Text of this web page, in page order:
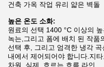
건축 가옥 작업 유리 얇은 벽돌
높은 온도 소화:
원료의 선택 1400 °C 이상의
녹는,그리고 폼에 배치 된 작품
선택 후, 그리고 엄격한 냉각
내에서 제어되어야 합니다.지
차원, 실제, 흐르는 흐름 라인